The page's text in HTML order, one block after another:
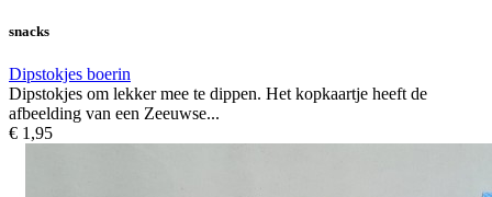
snacks
Dipstokjes boerin
Dipstokjes om lekker mee te dippen. Het kopkaartje heeft de
afbeelding van een Zeeuwse...
€ 1,95